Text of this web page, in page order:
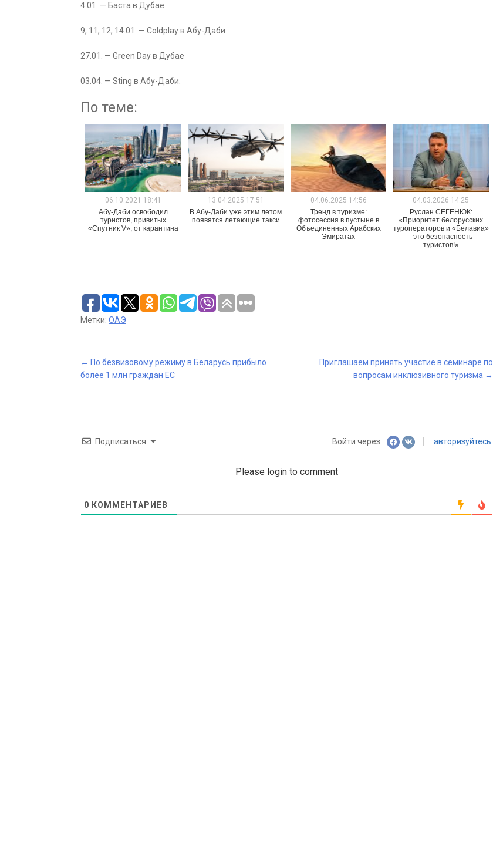
4.01. — Баста в Дубае
9, 11, 12, 14.01. — Coldplay в Абу-Даби
27.01. — Green Day в Дубае
03.04. — Sting в Абу-Даби.
По теме:
06.10.2021 18:41
Абу-Даби освободил
туристов, привитых
«Спутник V», от карантина
13.04.2025 17:51
В Абу-Даби уже этим летом
появятся летающие такси
04.06.2025 14:56
Тренд в туризме:
фотосессия в пустыне в
Объединенных Арабских
Эмиратах
04.03.2026 14:25
Руслан СЕГЕНЮК:
«Приоритет белорусских
туроператоров и «Белавиа»
- это безопасность
туристов!»
Метки: ОАЭ
Post
← По безвизовому режиму в Беларусь прибыло
более 1 млн граждан ЕС
Приглашаем принять участие в семинаре по
вопросам инклюзивного туризма →
Подписаться Войти через авторизуйтесь
Please login to comment
0 КОММЕНТАРИЕВ